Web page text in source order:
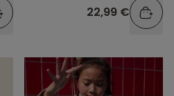
22,99 €